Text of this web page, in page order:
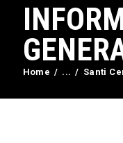
Home ... Santi
L’Associació
Voluntaris
Circuit
Imatges
Curses